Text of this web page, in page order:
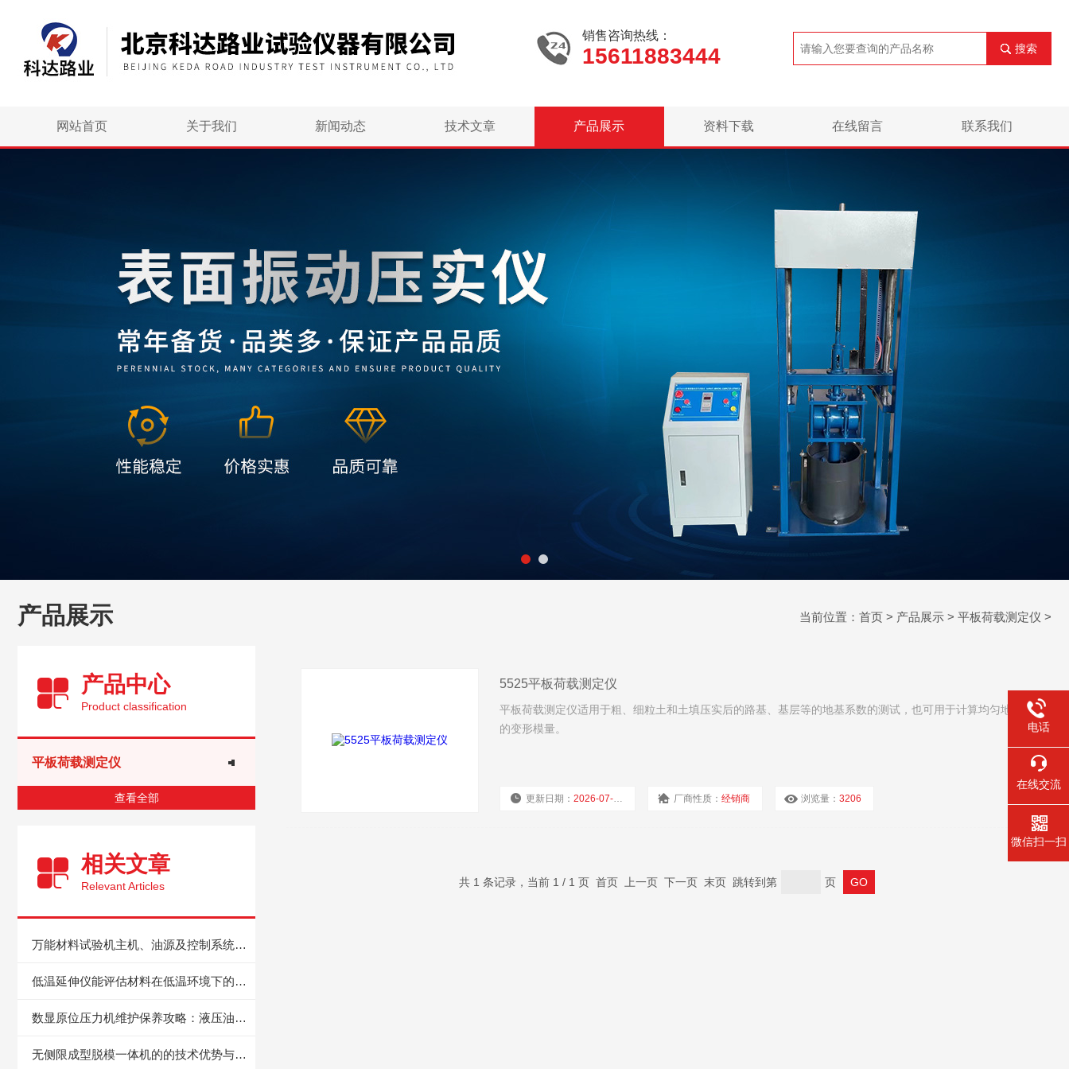
销售咨询热线：
15611883444 搜索
网站首页 关于我们 新闻动态 技术文章 产品展示 资料下载 在线留言 联系我们
产品展示 当前位置： 首页 > 产品展示 > 平板荷载测定仪 >
产品中心
Product classification
平板荷载测定仪
查看全部
相关文章
Relevant Articles
万能材料试验机主机、油源及控制系统的保养
低温延伸仪能评估材料在低温环境下的力学性能和变形行为
数显原位压力机维护保养攻略：液压油更换、密封性检测与故障排查技巧
无侧限成型脱模一体机的的技术优势与应用领域详解
5525平板荷载测定仪
平板荷载测定仪适用于粗、细粒土和土填压实后的路基、基层等的地基系数的测试，也可用于计算均匀地基土
的变形模量。
更新日期：2026-07-16 厂商性质：经销商 浏览量：3206
共 1 条记录，当前 1 / 1 页 首页 上一页 下一页 末页 跳转到第 页
电话
在线交流
微信扫一扫